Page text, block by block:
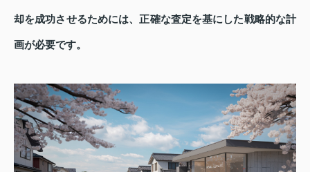
却を成功させるためには、正確な査定を基にした戦略的な計
画が必要です。